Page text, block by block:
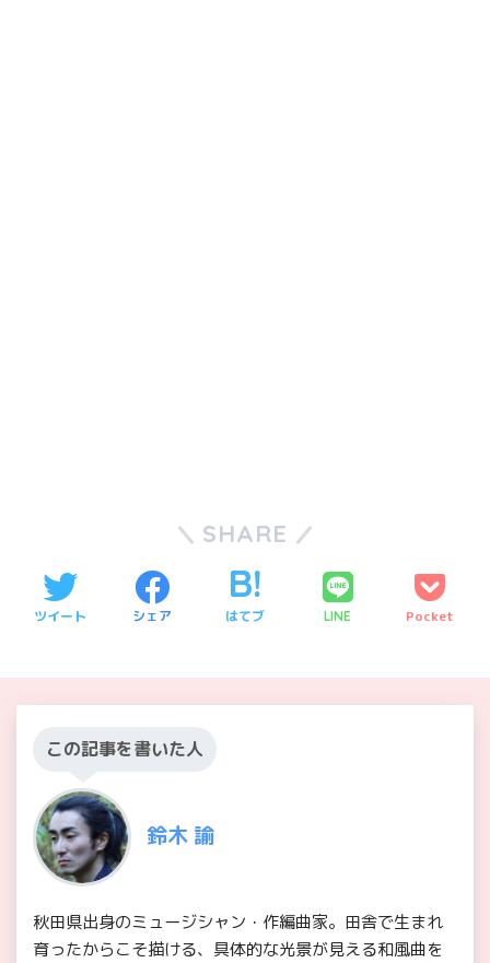
SHARE
ツイート シェア はてブ LINE Pocket
この記事を書いた人
鈴木 諭
秋田県出身のミュージシャン・作編曲家。田舎で生まれ
育ったからこそ描ける、具体的な光景が見える和風曲を